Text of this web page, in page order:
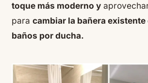
toque más moderno y
para cambiar la bañera existente
baños por ducha.